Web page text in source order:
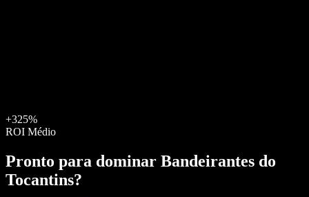
+325%
ROI Médio
Pronto para dominar Bandeirantes do
Tocantins?